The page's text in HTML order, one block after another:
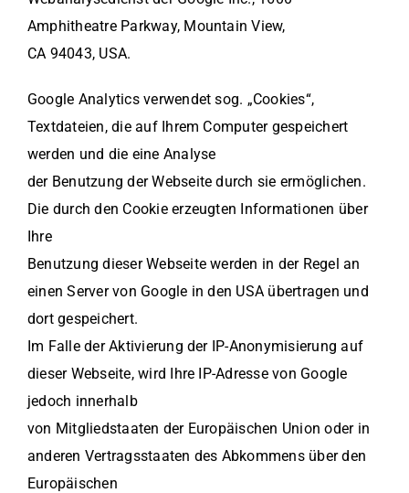
Amphitheatre Parkway, Mountain View,
CA 94043, USA.
Google Analytics verwendet sog. „Cookies“,
Textdateien, die auf Ihrem Computer gespeichert
werden und die eine Analyse
der Benutzung der Webseite durch sie ermöglichen.
Die durch den Cookie erzeugten Informationen über
Ihre
Benutzung dieser Webseite werden in der Regel an
einen Server von Google in den USA übertragen und
dort gespeichert.
Im Falle der Aktivierung der IP-Anonymisierung auf
dieser Webseite, wird Ihre IP-Adresse von Google
jedoch innerhalb
von Mitgliedstaaten der Europäischen Union oder in
anderen Vertragsstaaten des Abkommens über den
Europäischen